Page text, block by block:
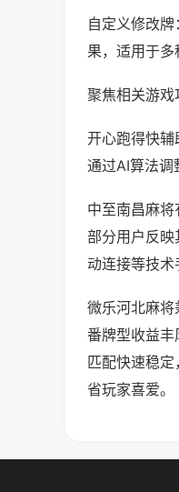
自定义修改
果，适用于多
聚焦相关游戏
开心跑得快辅
通过AI算法调
中至南昌麻将
部分用户反映
动连接等技术
微乐河北麻
番牌型收益
匹配快速稳
省玩家喜爱。